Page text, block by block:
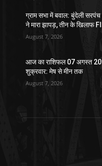
ग्राम सभा में बवाल: बुंदेली सरपंच
ने मारा झापड़, तीन के खिलाफ
August 7, 2026
आज का राशिफल 07 अगस्त
शुक्रवार: मेष से मीन तक
August 7, 2026